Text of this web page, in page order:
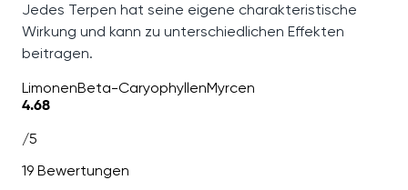
Jedes Terpen hat seine eigene charakteristische
Wirkung und kann zu unterschiedlichen Effekten
beitragen.
LimonenBeta-CaryophyllenMyrcen
4.68
/5
19 Bewertungen